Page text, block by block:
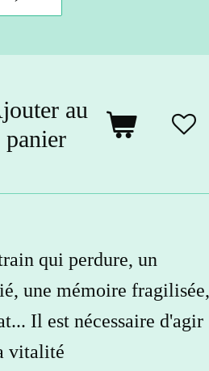
au
panier
qui perdure, un
une mémoire fragilisée,
Il est nécessaire d'agir
vitalité